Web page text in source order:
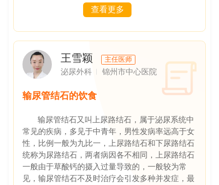
查看更多
王雪颖 主任医师
泌尿外科 锦州市中心医院
输尿管结石的饮食
输尿管结石又叫上尿路结石，属于泌尿系统中
常见的疾病，多见于中青年，男性发病率远高于女
性，比例一般为九比一，上尿路结石和下尿路结石
统称为尿路结石，两者病因各不相同，上尿路结石
一般由于草酸钙的摄入过量导致的，一般较为常
见，输尿管结石不及时治疗会引发多种并发症，最